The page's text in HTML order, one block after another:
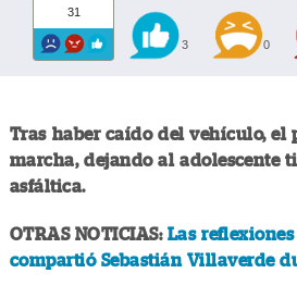
31
3 0
Tras haber caído del vehículo, el
marcha, dejando al adolescente
asfáltica.
OTRAS NOTICIAS:Las
compartió Sebastián Villaverde